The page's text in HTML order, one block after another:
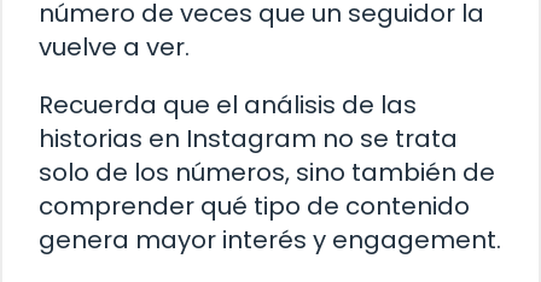
número de veces que un seguidor la
vuelve a ver.
Recuerda que el análisis de las
historias en Instagram no se trata
solo de los números, sino también de
comprender qué tipo de contenido
genera mayor interés y engagement.